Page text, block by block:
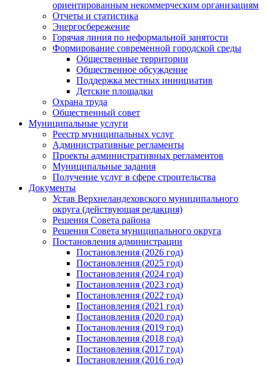
ориентированным некоммерческим организациям
Отчеты и статистика
Энергосбережение
Горячая линия по неформальной занятости
Формирование современной городской среды
Общественные территории
Общественное обсуждение
Поддержка местных иннициатив
Детские площадки
Охрана труда
Общественный совет
Муниципальные услуги
Реестр муниципальных услуг
Административные регламенты
Проекты административных регламентов
Муниципальные задания
Получение услуг в сфере строительства
Документы
Устав Верхнеландеховского муниципального
округа (действующая редакция)
Решения Совета района
Решения Совета муниципального округа
Постановления администрации
Постановления (2026 год)
Постановления (2025 год)
Постановления (2024 год)
Постановления (2023 год)
Постановления (2022 год)
Постановления (2021 год)
Постановления (2020 год)
Постановления (2019 год)
Постановления (2018 год)
Постановления (2017 год)
Постановления (2016 год)